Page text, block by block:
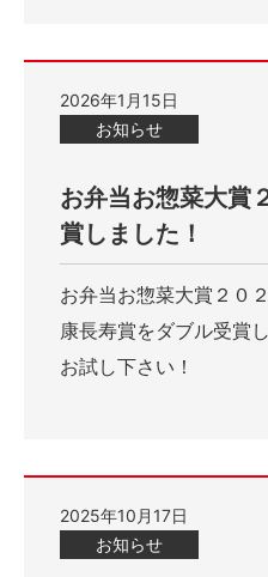
2026年1月15日
お知らせ
お弁当お惣菜大賞
賞しました！
お弁当お惣菜大賞２０
康長寿賞をダブル受賞
お試し下さい！
2025年10月17日
お知らせ